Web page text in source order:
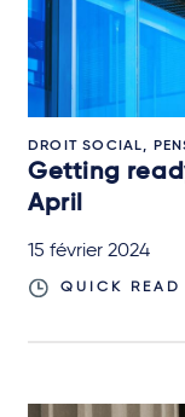
DROIT SOCIAL,
Getting
April
15 février 2024
QUICK READ